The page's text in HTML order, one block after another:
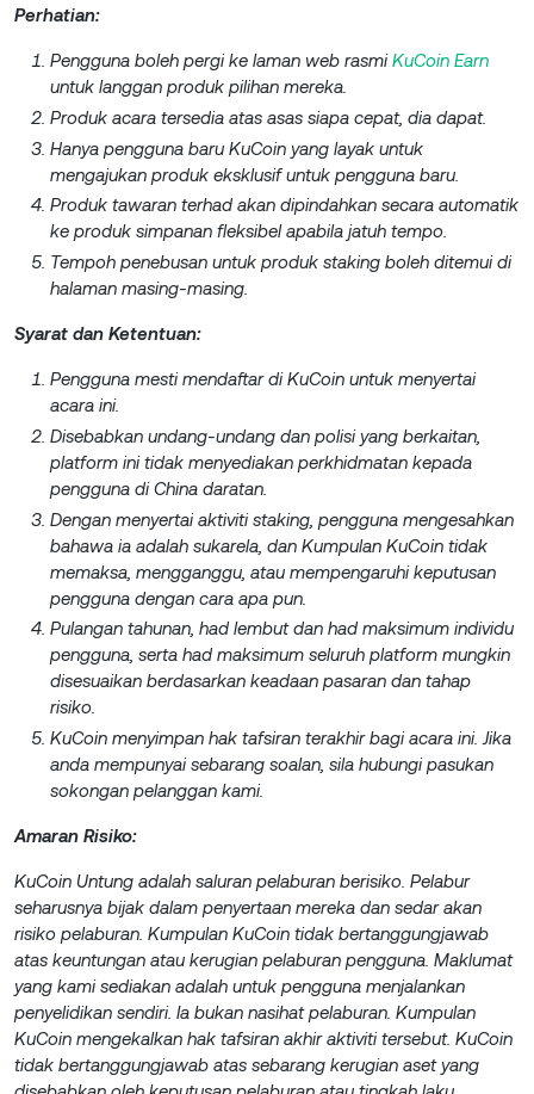
Perhatian:
Pengguna boleh pergi ke laman web rasmiKuCoin Earn
untuk langgan produk pilihan mereka.
Produk acara tersedia atas asas siapa cepat, dia dapat.
Hanya pengguna baru KuCoin yang layak untuk
mengajukan produk eksklusif untuk pengguna baru.
Produk tawaran terhad akan dipindahkan secara automatik
ke produk simpanan fleksibel apabila jatuh tempo.
Tempoh penebusan untuk produk staking boleh ditemui di
halaman masing-masing.
Syarat dan Ketentuan:
Pengguna mesti mendaftar di KuCoin untuk menyertai
acara ini.
Disebabkan undang-undang dan polisi yang berkaitan,
platform ini tidak menyediakan perkhidmatan kepada
pengguna di China daratan.
Dengan menyertai aktiviti staking, pengguna mengesahkan
bahawa ia adalah sukarela, dan Kumpulan KuCoin tidak
memaksa, mengganggu, atau mempengaruhi keputusan
pengguna dengan cara apa pun.
Pulangan tahunan, had lembut dan had maksimum individu
pengguna, serta had maksimum seluruh platform mungkin
disesuaikan berdasarkan keadaan pasaran dan tahap
risiko.
KuCoin menyimpan hak tafsiran terakhir bagi acara ini. Jika
anda mempunyai sebarang soalan, sila hubungi pasukan
sokongan pelanggan kami.
Amaran Risiko:
KuCoin Untung adalah saluran pelaburan berisiko. Pelabur
seharusnya bijak dalam penyertaan mereka dan sedar akan
risiko pelaburan. Kumpulan KuCoin tidak bertanggungjawab
atas keuntungan atau kerugian pelaburan pengguna. Maklumat
yang kami sediakan adalah untuk pengguna menjalankan
penyelidikan sendiri. Ia bukan nasihat pelaburan. Kumpulan
KuCoin mengekalkan hak tafsiran akhir aktiviti tersebut. KuCoin
tidak bertanggungjawab atas sebarang kerugian aset yang